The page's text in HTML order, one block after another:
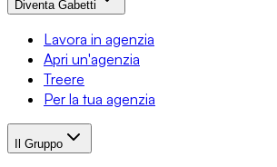
Diventa Gabetti
Lavora in agenzia
Apri un'agenzia
Treere
Per la tua agenzia
Il Gruppo